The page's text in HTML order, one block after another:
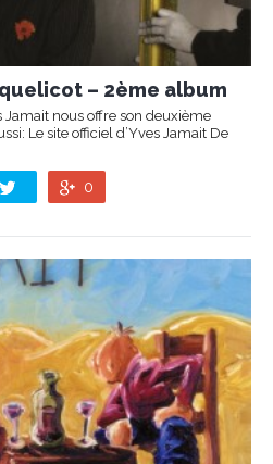
– 2ème album
Jamait nous offre son deuxième
Le site officiel d’Yves Jamait De
0